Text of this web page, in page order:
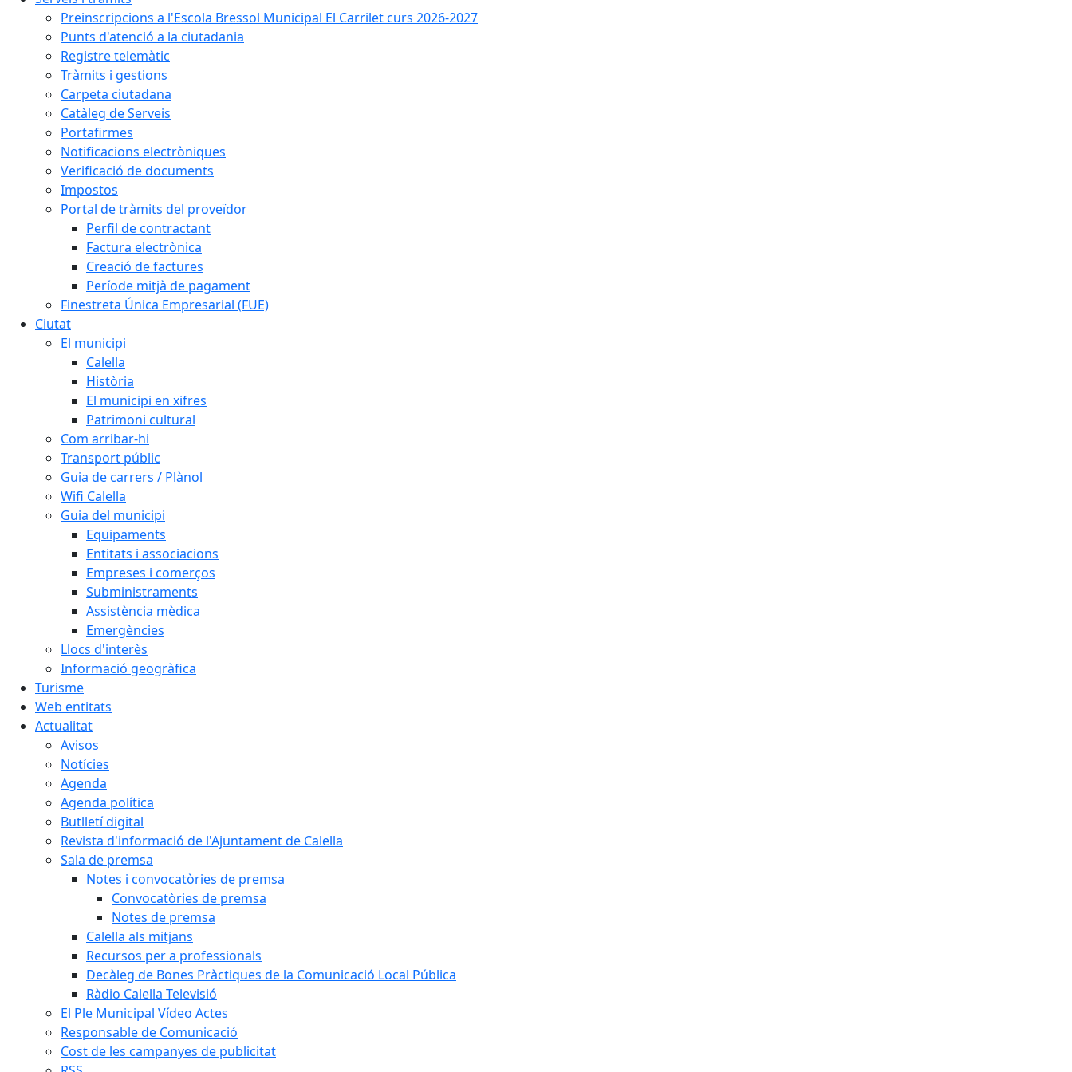
Preinscripcions a l'Escola Bressol Municipal El Carrilet curs 2026-2027
Punts d'atenció a la ciutadania
Registre telemàtic
Tràmits i gestions
Carpeta ciutadana
Catàleg de Serveis
Portafirmes
Notificacions electròniques
Verificació de documents
Impostos
Portal de tràmits del proveïdor
Perfil de contractant
Factura electrònica
Creació de factures
Període mitjà de pagament
Finestreta Única Empresarial (FUE)
Ciutat
El municipi
Calella
Història
El municipi en xifres
Patrimoni cultural
Com arribar-hi
Transport públic
Guia de carrers / Plànol
Wifi Calella
Guia del municipi
Equipaments
Entitats i associacions
Empreses i comerços
Subministraments
Assistència mèdica
Emergències
Llocs d'interès
Informació geogràfica
Turisme
Web entitats
Actualitat
Avisos
Notícies
Agenda
Agenda política
Butlletí digital
Revista d'informació de l'Ajuntament de Calella
Sala de premsa
Notes i convocatòries de premsa
Convocatòries de premsa
Notes de premsa
Calella als mitjans
Recursos per a professionals
Decàleg de Bones Pràctiques de la Comunicació Local Pública
Ràdio Calella Televisió
El Ple Municipal Vídeo Actes
Responsable de Comunicació
Cost de les campanyes de publicitat